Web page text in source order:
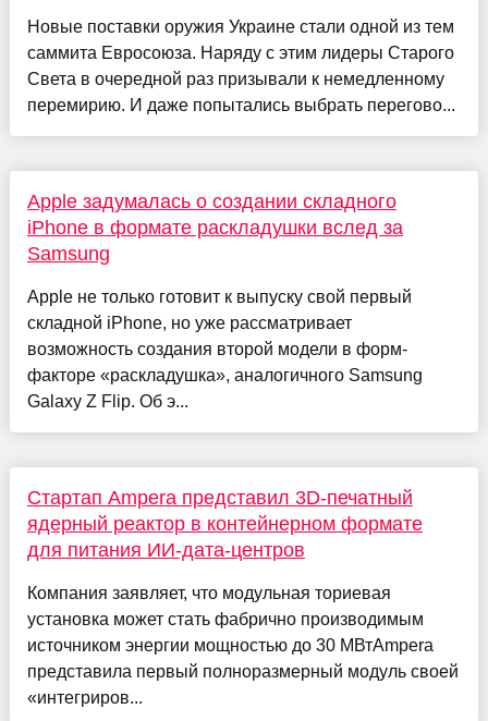
Новые поставки оружия Украине стали одной из тем
саммита Евросоюза. Наряду с этим лидеры Старого
Света в очередной раз призывали к немедленному
перемирию. И даже попытались выбрать перегово...
Apple задумалась о создании складного
iPhone в формате раскладушки вслед за
Samsung
Apple не только готовит к выпуску свой первый
складной iPhone, но уже рассматривает
возможность создания второй модели в форм-
факторе «раскладушка», аналогичного Samsung
Galaxy Z Flip. Об э...
Стартап Ampera представил 3D-печатный
ядерный реактор в контейнерном формате
для питания ИИ-дата-центров
Компания заявляет, что модульная ториевая
установка может стать фабрично производимым
источником энергии мощностью до 30 МВтAmpera
представила первый полноразмерный модуль своей
«интегриров...